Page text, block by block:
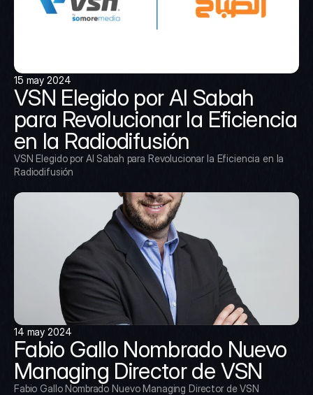
15 may 2024
VSN Elegido por Al Sabah
para Revolucionar la Eficiencia
en la Radiodifusión
VSN Elegido por Al Sabah para Revolucionar la Eficiencia en la
Radiodifusión
14 may 2024
Fabio Gallo Nombrado Nuevo
Managing Director de VSN
Fabio Gallo Nombrado Nuevo Managing Director de VSN